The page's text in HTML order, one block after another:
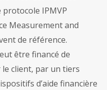
IPMVP
Measurement and
de référence.
être financé de
client, par un tiers
d’aide financière